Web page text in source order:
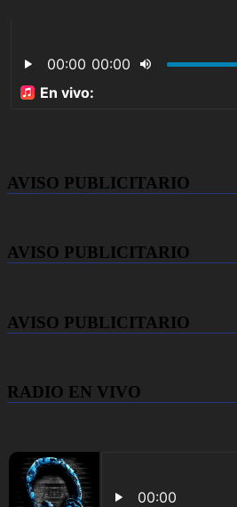
AVISO PUBLICITARIO
AVISO PUBLICITARIO
AVISO PUBLICITARIO
RADIO EN VIVO